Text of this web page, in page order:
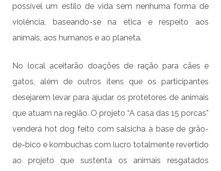
possível um estilo de vida sem nenhuma forma de
violência, baseando-se na ética e respeito aos
animais, aos humanos e ao planeta.
No local aceitarão doações de ração para cães e
gatos, além de outros itens que os participantes
desejarem levar para ajudar os protetores de animais
que atuam na região. O projeto “A casa das 15 porcas”
venderá hot dog feito com salsicha à base de grão-
de-bico e kombuchas com lucro totalmente revertido
ao projeto que sustenta os animais resgatados